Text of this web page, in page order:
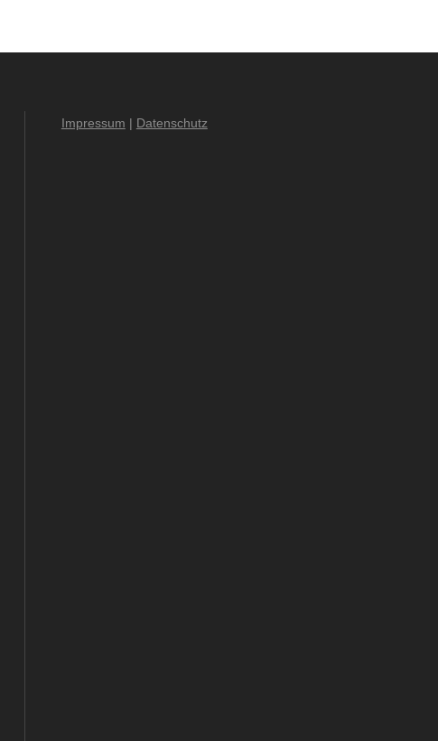
Impressum | Datenschutz